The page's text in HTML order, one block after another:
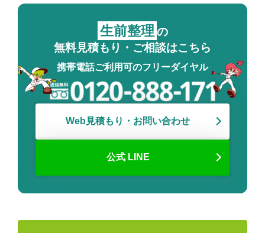
生前整理 の
無料見積もり・ご相談はこちら
携帯電話ご利用可のフリーダイヤル
Web見積もり・お問い合わせ
公式 LINE